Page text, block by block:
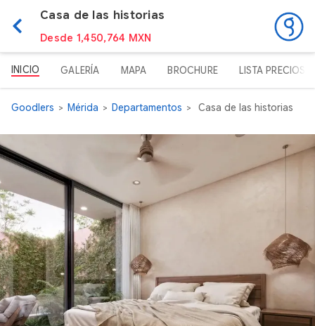
Casa de las historias
Desde 1,450,764 MXN
INICIO GALERÍA MAPA BROCHURE LISTA PRECIOS
Goodlers Mérida Departamentos Casa de las historias